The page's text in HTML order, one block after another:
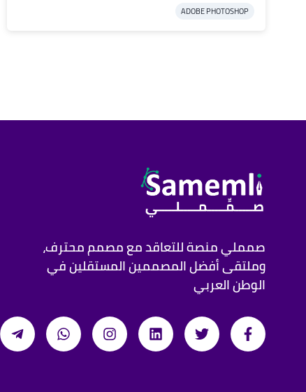
ADOBE PHOTOSHOP
صمملي منصة للتعاقد مع مصمم محترف،
وملتقى أفضل المصممين المستقلين في
الوطن العربي